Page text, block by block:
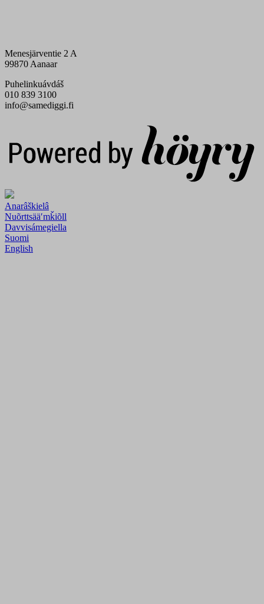
Menesjärventie 2 A
99870 Aanaar
Puhelinkuávdáš
010 839 3100
info@samediggi.fi
Anarâškielâ
Nuõrttsääʹmǩiõll
Davvisámegiella
Suomi
English